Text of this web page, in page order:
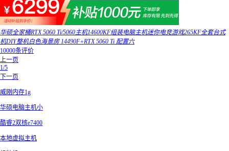
华硕全家桶RTX 5060 Ti/5060主机14600KF组装电脑主机迷你电竞游戏265KF全套台式
机DIY整机白色海景房 14490F+RTX 5060 Ti 配置六
10000条评价
上一页
1/5
下一页
威刚内存1g
华硕电脑主机小
酷睿2双核e7400
本地虚拟主机